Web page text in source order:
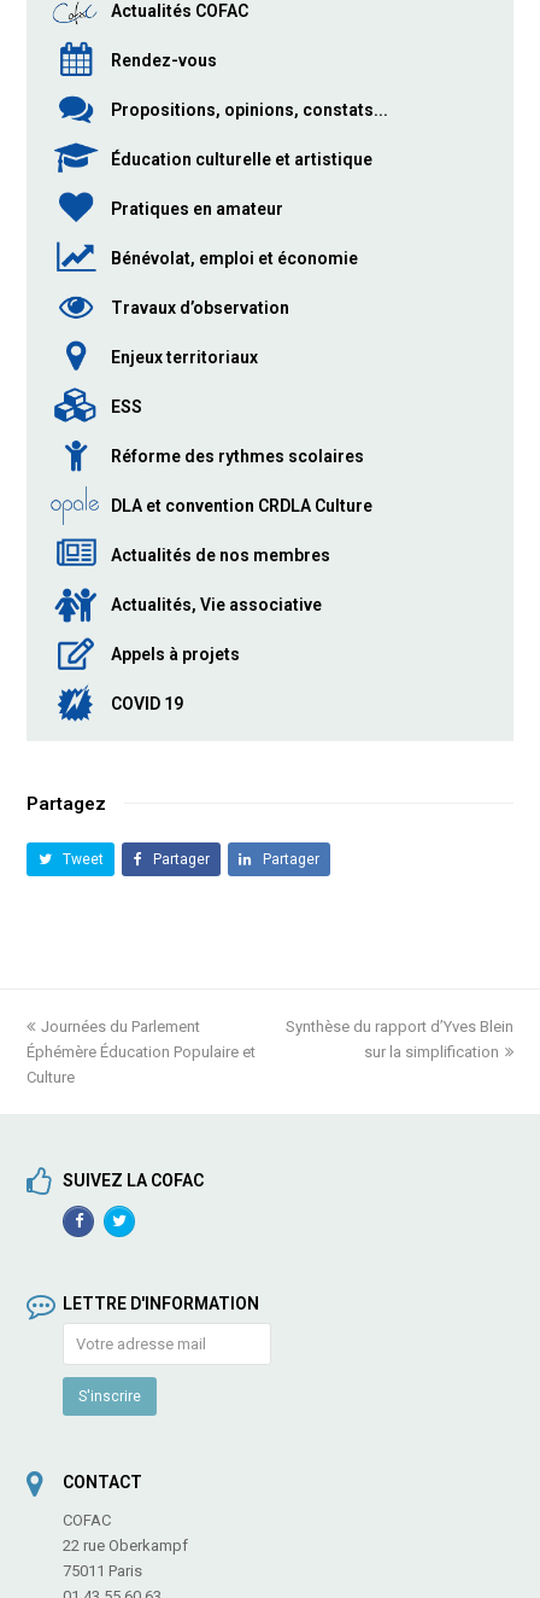
Actualités COFAC
Rendez-vous
Propositions, opinions, constats...
Éducation culturelle et artistique
Pratiques en amateur
Bénévolat, emploi et économie
Travaux d’observation
Enjeux territoriaux
ESS
Réforme des rythmes scolaires
DLA et convention CRDLA Culture
Actualités de nos membres
Actualités, Vie associative
Appels à projets
COVID 19
Partagez
Tweet Partager Partager
previous
post:
Journées du Parlement
Éphémère Éducation Populaire et
Culture
next
Synthèse du rapport d’Yves Blein
sur la simplification
SUIVEZ LA COFAC
FacebookTwitterProfile
LETTRE D'INFORMATION
CONTACT
COFAC
22 rue Oberkampf
75011 Paris